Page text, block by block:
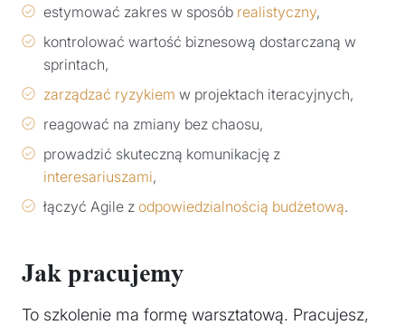
estymować zakres w sposób realistyczny,
kontrolować wartość biznesową dostarczaną w
sprintach,
zarządzać ryzykiem w projektach iteracyjnych,
reagować na zmiany bez chaosu,
prowadzić skuteczną komunikację z
interesariuszami,
łączyć Agile z odpowiedzialnością budżetową.
Jak pracujemy
To szkolenie ma formę warsztatową. Pracujesz,